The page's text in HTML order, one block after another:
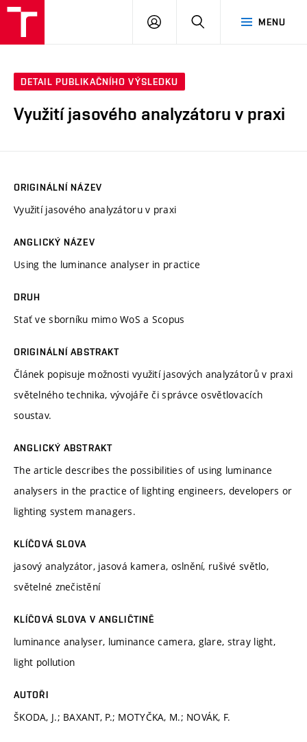
MENU
PŘIHLÁSIT
DETAIL PUBLIKAČNÍHO VÝSLEDKU
Využití jasového analyzátoru v praxi
ORIGINÁLNÍ NÁZEV
Využití jasového analyzátoru v praxi
ANGLICKÝ NÁZEV
Using the luminance analyser in practice
DRUH
Stať ve sborníku mimo WoS a Scopus
ORIGINÁLNÍ ABSTRAKT
Článek popisuje možnosti využití jasových analyzátorů v praxi
světelného technika, vývojáře či správce osvětlovacích
soustav.
ANGLICKÝ ABSTRAKT
The article describes the possibilities of using luminance
analysers in the practice of lighting engineers, developers or
lighting system managers.
KLÍČOVÁ SLOVA
jasový analyzátor, jasová kamera, oslnění, rušivé světlo,
světelné znečistění
KLÍČOVÁ SLOVA V ANGLIČTINĚ
luminance analyser, luminance camera, glare, stray light,
light pollution
AUTOŘI
ŠKODA, J.; BAXANT, P.; MOTYČKA, M.; NOVÁK, F.